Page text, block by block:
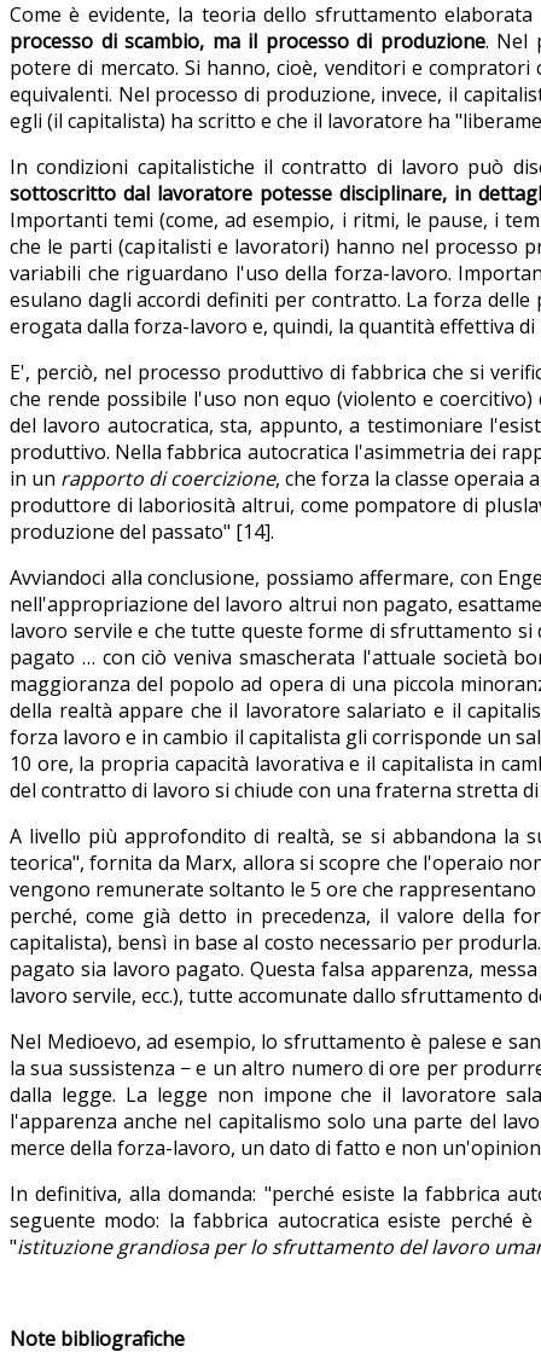
Come è evidente, la teoria dello sfruttamento
processo di scambio, ma il processo di produzione. Nel
potere di mercato. Si hanno, cioè, venditori e
equivalenti. Nel processo di produzione, invece, il
egli (il capitalista) ha scritto e che il lavoratore ha
In condizioni capitalistiche il contratto di lavoro può
sottoscritto dal lavoratore potesse disciplinare, in
Importanti temi (come, ad esempio, i ritmi, le pause, i
che le parti (capitalisti e lavoratori) hanno nel processo
variabili che riguardano l'uso della forza-lavoro.
esulano dagli accordi definiti per contratto. La forza
erogata dalla forza-lavoro e, quindi, la quantità effettiva
E', perciò, nel processo produttivo di fabbrica che si
che rende possibile l'uso non equo (violento e
del lavoro autocratica, sta, appunto, a testimoniare
produttivo. Nella fabbrica autocratica l'asimmetria dei
in un rapporto di coercizione, che forza la classe operaia
produttore di laboriosità altrui, come pompatore di
produzione del passato" [14].
Avviandoci alla conclusione, possiamo affermare, con
nell'appropriazione del lavoro altrui non pagato,
lavoro servile e che tutte queste forme di sfruttamento
pagato … con ciò veniva smascherata l'attuale società
maggioranza del popolo ad opera di una piccola
della realtà appare che il lavoratore salariato e il
forza lavoro e in cambio il capitalista gli corrisponde un
10 ore, la propria capacità lavorativa e il capitalista in
del contratto di lavoro si chiude con una fraterna stretta
A livello più approfondito di realtà, se si abbandona la
teorica", fornita da Marx, allora si scopre che l'operaio
vengono remunerate soltanto le 5 ore che
perché, come già detto in precedenza, il valore della
capitalista), bensì in base al costo necessario per
pagato sia lavoro pagato. Questa falsa apparenza,
lavoro servile, ecc.), tutte accomunate dallo sfruttamento
Nel Medioevo, ad esempio, lo sfruttamento è palese e
la sua sussistenza − e un altro numero di ore per
dalla legge. La legge non impone che il lavoratore
l'apparenza anche nel capitalismo solo una parte del
merce della forza-lavoro, un dato di fatto e non
In definitiva, alla domanda: "perché esiste la fabbrica
seguente modo: la fabbrica autocratica esiste perché
"istituzione grandiosa per lo sfruttamento del lavoro
Note bibliografiche